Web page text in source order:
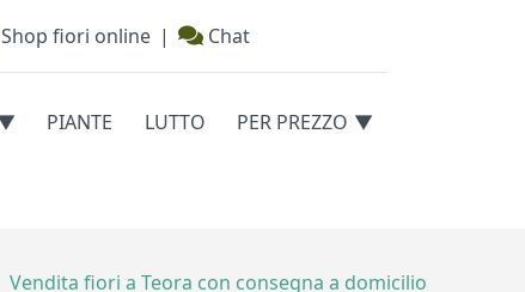
Shop fiori online | Chat
PIANTE LUTTO PER PREZZO
Vendita fiori a Teora con consegna a domicilio